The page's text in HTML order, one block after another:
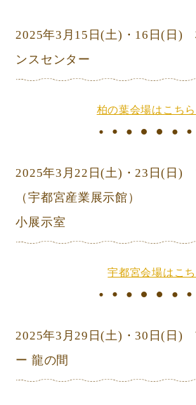
2025年3月15日(土) ・16日(日)
ンスセンター
柏の葉会場はこち
2025年3月22日(土) ・23日(日)
（宇都宮産業展示館）
小展示室
宇都宮会場はこ
2025年3月29日(土) ・30日(日)
ー 龍の間